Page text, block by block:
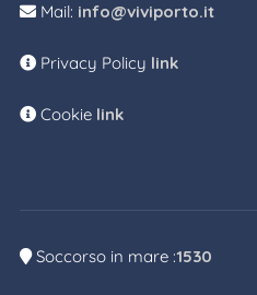
Mail: info@viviporto.it
Privacy Policy link
Cookie link
Soccorso in mare :1530